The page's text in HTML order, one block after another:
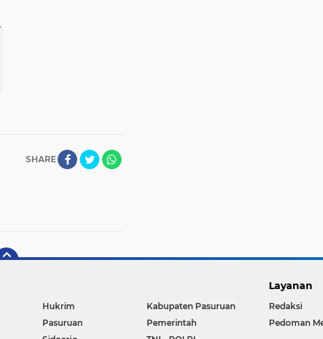
SHARE
Hukrim
Kabupaten Pasuruan
Pasuruan
Pemerintah
Layanan
Redaksi
Pedoman